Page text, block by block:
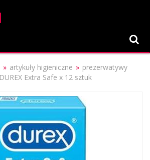
artykuły higieniczne
prezerwatywy
Extra Safe x 12 sztuk